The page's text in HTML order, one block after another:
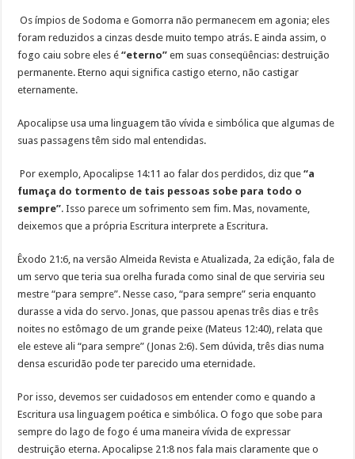
Os ímpios de Sodoma e Gomorra não permanecem em agonia; eles
foram reduzidos a cinzas desde muito tempo atrás. E ainda assim, o
fogo caiu sobre eles é“eterno” em suas conseqüências: destruição
permanente. Eterno aqui significa castigo eterno, não castigar
eternamente.
Apocalipse usa uma linguagem tão vívida e simbólica que algumas de
suas passagens têm sido mal entendidas.
Por exemplo, Apocalipse 14:11 ao falar dos perdidos, diz que“a
fumaça do tormento de tais pessoas sobe para todo o
sempre”. Isso parece um sofrimento sem fim. Mas, novamente,
deixemos que a própria Escritura interprete a Escritura.
Êxodo 21:6, na versão Almeida Revista e Atualizada, 2a edição, fala de
um servo que teria sua orelha furada como sinal de que serviria seu
mestre “para sempre”. Nesse caso, “para sempre” seria enquanto
durasse a vida do servo. Jonas, que passou apenas três dias e três
noites no estômago de um grande peixe (Mateus 12:40), relata que
ele esteve ali “para sempre” (Jonas 2:6). Sem dúvida, três dias numa
densa escuridão pode ter parecido uma eternidade.
Por isso, devemos ser cuidadosos em entender como e quando a
Escritura usa linguagem poética e simbólica. O fogo que sobe para
sempre do lago de fogo é uma maneira vívida de expressar
destruição eterna. Apocalipse 21:8 nos fala mais claramente que o